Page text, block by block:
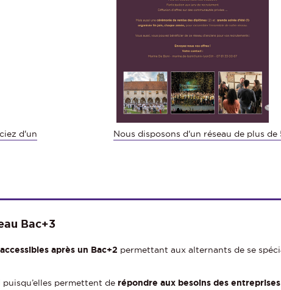
d'un
Nous disposons d'un réseau de plus
Bac+3
accessibles après un Bac+2 permettant aux alternants de se
permettent de répondre aux besoins des